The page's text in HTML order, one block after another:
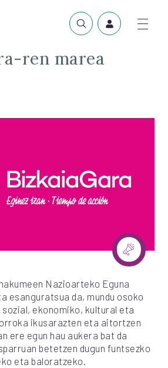
Nazioarteko Eguna
esanguratsua da, mundu osoko
sozial, ekonomiko, kultural eta
ikusarazten eta aitortzen
ere egun hau aukera bat da
betetzen dugun funtsezko
eta baloratzeko.